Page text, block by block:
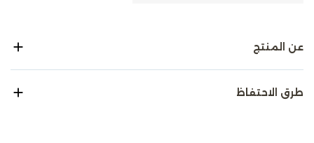
عن المنتج
طرق الاحتفاظ